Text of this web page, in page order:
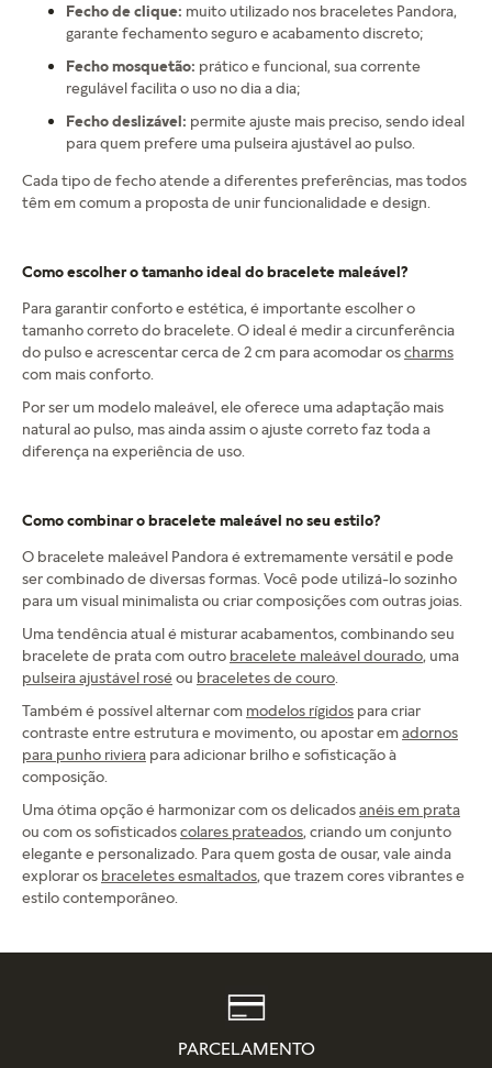
Fecho de clique: muito utilizado nos braceletes Pandora,
garante fechamento seguro e acabamento discreto;
Fecho mosquetão: prático e funcional, sua corrente
regulável facilita o uso no dia a dia;
Fecho deslizável: permite ajuste mais preciso, sendo ideal
para quem prefere uma pulseira ajustável ao pulso.
Cada tipo de fecho atende a diferentes preferências, mas todos
têm em comum a proposta de unir funcionalidade e design.
Como escolher o tamanho ideal do bracelete maleável?
Para garantir conforto e estética, é importante escolher o
tamanho correto do bracelete. O ideal é medir a circunferência
do pulso e acrescentar cerca de 2 cm para acomodar oscharms
com mais conforto.
Por ser um modelo maleável, ele oferece uma adaptação mais
natural ao pulso, mas ainda assim o ajuste correto faz toda a
diferença na experiência de uso.
Como combinar o bracelete maleável no seu estilo?
O bracelete maleável Pandora é extremamente versátil e pode
ser combinado de diversas formas. Você pode utilizá-lo sozinho
para um visual minimalista ou criar composições com outras joias.
Uma tendência atual é misturar acabamentos, combinando seu
bracelete de prata com outro bracelete maleável dourado, uma
pulseira ajustável roséou braceletes de couro
Também é possível alternar com modelos rígidos para criar
contraste entre estrutura e movimento, ou apostar emadornos
para punho riviera para adicionar brilho e sofisticação à
composição.
Uma ótima opção é harmonizar com os delicadosanéis em prata
ou com os sofisticadoscolares prateados, criando um conjunto
elegante e personalizado. Para quem gosta de ousar, vale ainda
explorar os braceletes esmaltados, que trazem cores vibrantes e
estilo contemporâneo.
PARCELAMENTO